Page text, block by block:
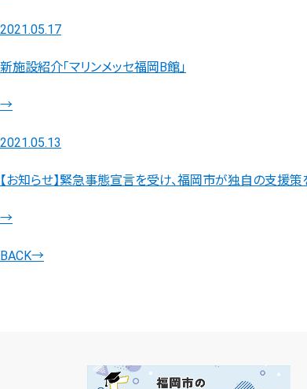
2021.05.17
新施設紹介「マリンメッセ福岡B館」
→
2021.05.13
【お知らせ】緊急事態宣言を受け、福岡市が独自の支援策
→
BACK→